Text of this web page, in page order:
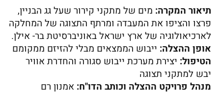
תיאור המקרה: מים של מתקני קירור שעל גג הבניין,
פרצו והציפו את המעבדה ומרתף התצוגה של המחלקה
לארכיאולוגיה של ארץ ישראל באוניברסיטת בר- אילן.
אופן ההצלה: ייבוש הממצאים מבלי להזיזם ממקומם
הטיפול: יצירת מערכת ייבוש סגורה והחדרת אוויר
יבש למתקני תצוגה
מנהל פרויקט ההצלה וכותב הדו"ח: אמנון רם